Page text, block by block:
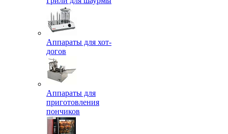
Аппараты для хот-
догов
Аппараты для
приготовления
пончиков